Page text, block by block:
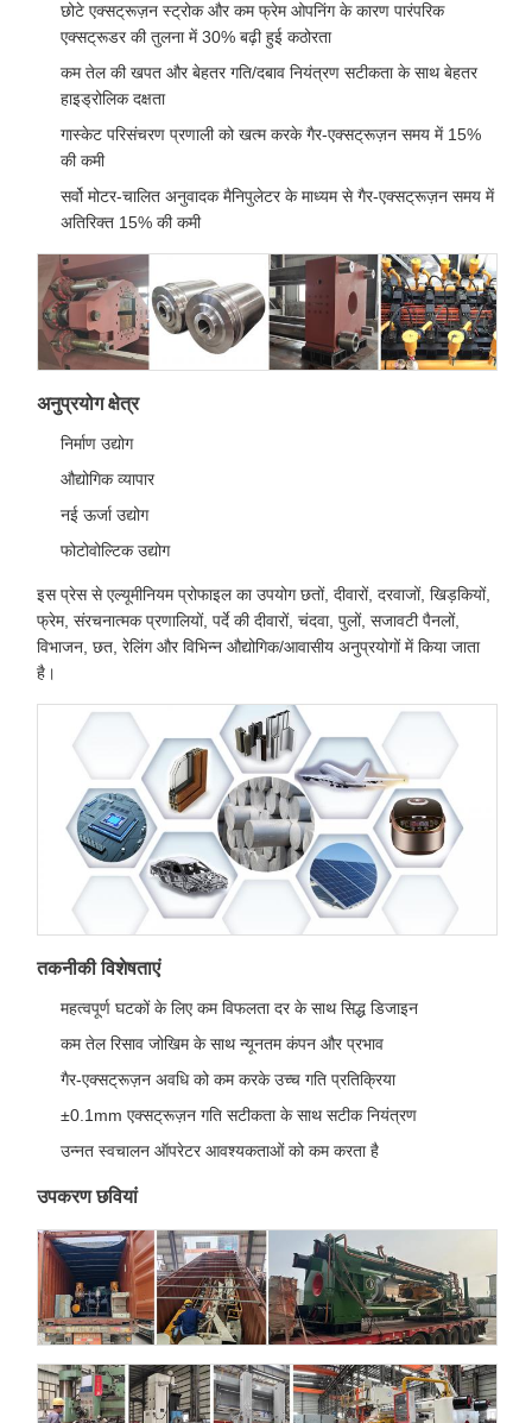
छोटे एक्सट्रूज़न स्ट्रोक और कम फ्रेम ओपनिंग के कारण पारंपरिक
एक्सट्रूडर की तुलना में 30% बढ़ी हुई कठोरता
कम तेल की खपत और बेहतर गति/दबाव नियंत्रण सटीकता के साथ बेहतर
हाइड्रोलिक दक्षता
गास्केट परिसंचरण प्रणाली को खत्म करके गैर-एक्सट्रूज़न समय में 15%
की कमी
सर्वो मोटर-चालित अनुवादक मैनिपुलेटर के माध्यम से गैर-एक्सट्रूज़न समय में
अतिरिक्त 15% की कमी
अनुप्रयोग क्षेत्र
निर्माण उद्योग
औद्योगिक व्यापार
नई ऊर्जा उद्योग
फोटोवोल्टिक उद्योग
इस प्रेस से एल्यूमीनियम प्रोफाइल का उपयोग छतों, दीवारों, दरवाजों, खिड़कियों,
फ्रेम, संरचनात्मक प्रणालियों, पर्दे की दीवारों, चंदवा, पुलों, सजावटी पैनलों,
विभाजन, छत, रेलिंग और विभिन्न औद्योगिक/आवासीय अनुप्रयोगों में किया जाता
है।
तकनीकी विशेषताएं
महत्वपूर्ण घटकों के लिए कम विफलता दर के साथ सिद्ध डिजाइन
कम तेल रिसाव जोखिम के साथ न्यूनतम कंपन और प्रभाव
गैर-एक्सट्रूज़न अवधि को कम करके उच्च गति प्रतिक्रिया
±0.1mm एक्सट्रूज़न गति सटीकता के साथ सटीक नियंत्रण
उन्नत स्वचालन ऑपरेटर आवश्यकताओं को कम करता है
उपकरण छवियां